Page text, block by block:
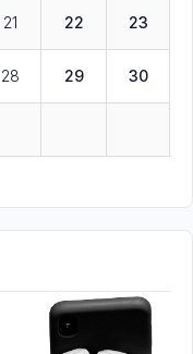
21 22 23
28 29 30